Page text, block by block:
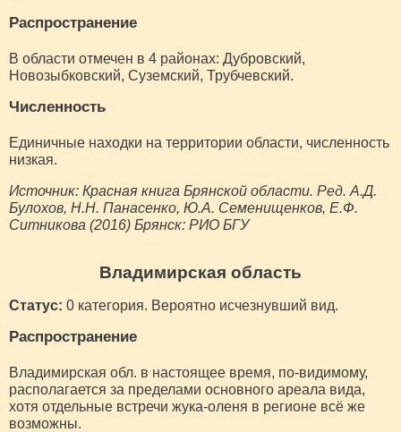
Распространение
В области отмечен в 4 районах: Дубровский,
Новозыбковский, Суземский, Трубчевский.
Численность
Единичные находки на территории области, численность
низкая.
Источник: Красная книга Брянской области. Ред. А.Д.
Булохов, Н.Н. Панасенко, Ю.А. Семенищенков, Е.Ф.
Ситникова (2016) Брянск: РИО БГУ
Владимирская область
Статус: 0 категория. Вероятно исчезнувший вид.
Распространение
Владимирская обл. в настоящее время, по-видимому,
располагается за пределами основного ареала вида,
хотя отдельные встречи жука-оленя в регионе всё же
возможны.